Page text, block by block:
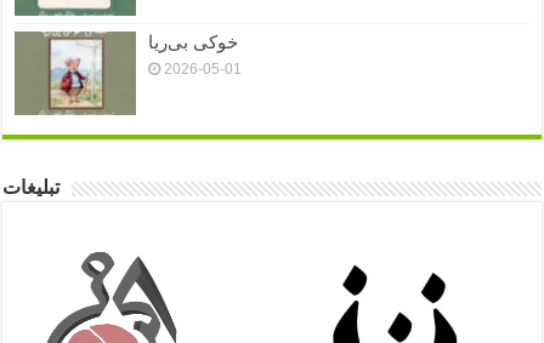
خوکی بی‌ریا
2026-05-01
تبلیغات